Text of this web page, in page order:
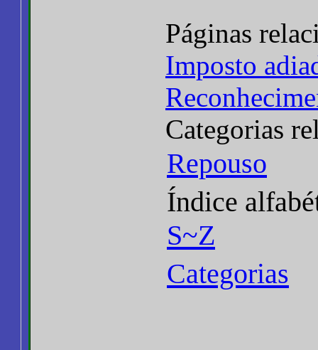
Páginas
Imposto
Categorias
Repouso
Índice
S~Z
Categorias